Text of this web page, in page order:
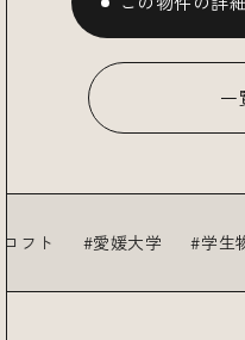
一
愛媛大学 学生物件